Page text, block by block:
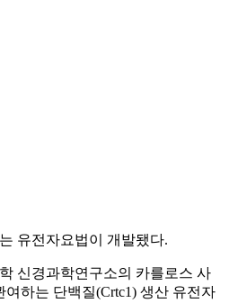
유전자요법이 개발됐다.
신경과학연구소의 카를로스 사
하는 단백질(Crtc1) 생산 유전자